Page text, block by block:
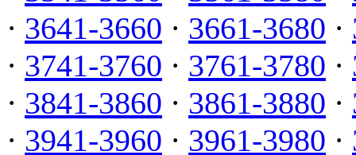
· 3641-3660 · 3661-3680 ·
· 3741-3760 · 3761-3780 ·
· 3841-3860 · 3861-3880 ·
· 3941-3960 · 3961-3980 ·